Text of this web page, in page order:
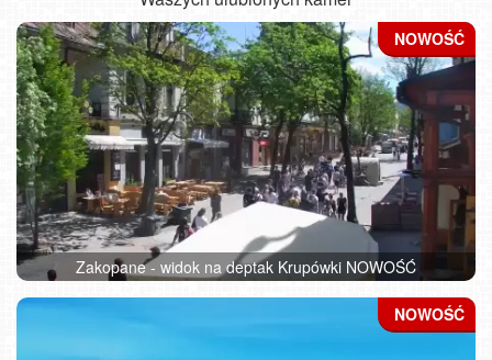
Zakopane - widok na deptak Krupówki NOWOŚĆ